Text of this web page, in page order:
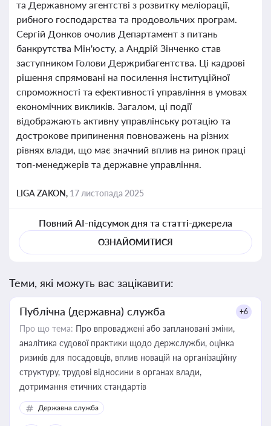
та Державному агентстві з розвитку меліорації,
рибного господарства та продовольчих програм.
Сергій Донков очолив Департамент з питань
банкрутства Мін'юсту, а Андрій Зінченко став
заступником Голови Держрибагентства. Ці кадрові
рішення спрямовані на посилення інституційної
спроможності та ефективності управління в умовах
економічних викликів. Загалом, ці події
відображають активну управлінську ротацію та
дострокове припинення повноважень на різних
рівнях влади, що має значний вплив на ринок праці
топ-менеджерів та державне управління.
LIGA ZAKON, 17 листопада 2025
Повний AI-підсумок дня та статті-джерела
ОЗНАЙОМИТИСЯ
Теми, які можуть вас зацікавити:
Публічна (державна) служба +6
Про що тема: Про впроваджені або заплановані зміни,
аналітика судової практики щодо держслужби, оцінка
ризиків для посадовців, вплив новацій на організаційну
структуру, трудові відносини в органах влади,
дотримання етичних стандартів
Державна служба